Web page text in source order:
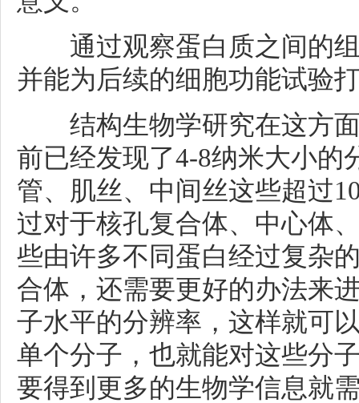
通过观察蛋白质之间的组
并能为后续的细胞功能试验
结构生物学研究在这方面
前已经发现了4-8纳米大小的
管、肌丝、中间丝这些超过
过对于核孔复合体、中心体
些由许多不同蛋白经过复杂
合体，还需要更好的办法来
子水平的分辨率，这样就可
单个分子，也就能对这些分
要得到更多的生物学信息就